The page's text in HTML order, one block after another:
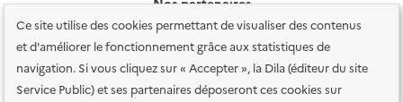
Ce site utilise des cookies permettant de visualiser des contenus
et d'améliorer le fonctionnement grâce aux statistiques de
navigation. Si vous cliquez sur « Accepter », la Dila (éditeur du site
Service Public) et ses partenaires déposeront ces cookies sur
Nos partenaires